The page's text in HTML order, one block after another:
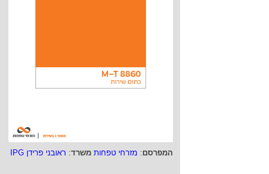
המפרסם: מזרחי טפחות משרד: ראובני פרידן IPG